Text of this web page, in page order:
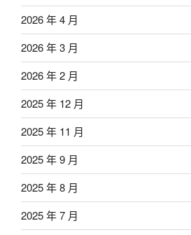
2026 年 4 月
2026 年 3 月
2026 年 2 月
2025 年 12 月
2025 年 11 月
2025 年 9 月
2025 年 8 月
2025 年 7 月